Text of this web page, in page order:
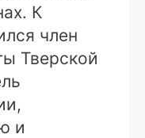
К
член
Тверской
и